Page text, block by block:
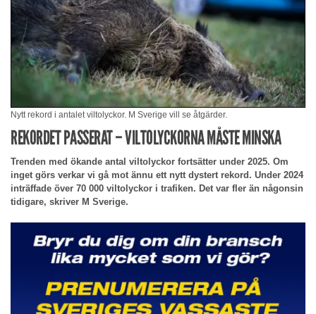
Nytt rekord i antalet viltolyckor. M Sverige vill se åtgärder.
REKORDET PASSERAT – VILTOLYCKORNA MÅSTE MINSKA
Trenden med ökande antal viltolyckor fortsätter under 2025. Om
inget görs verkar vi gå mot ännu ett nytt dystert rekord. Under 2024
inträffade över 70 000 viltolyckor i trafiken. Det var fler än någonsin
tidigare, skriver M Sverige.